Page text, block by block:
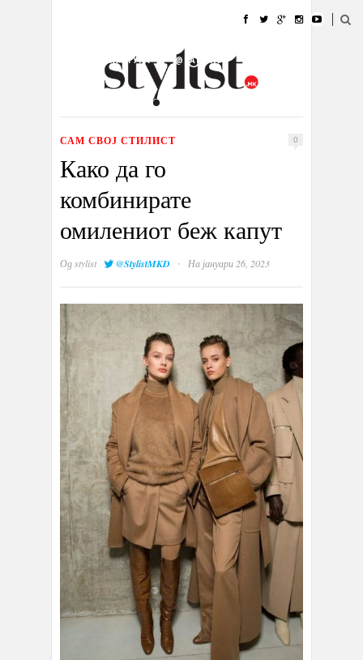
УБАВИНА
КУЛТУРА @РАБОТА
ИЗЛОГ
САМ СВОЈ СТИЛИСТ 0
Како да го
комбинирате
омилениот беж капут
Одstylist @StylistMKD · На јануари 26, 2023